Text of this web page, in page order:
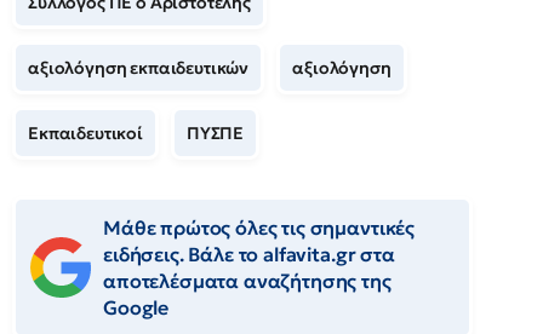
αξιολόγηση εκπαιδευτικών αξιολόγηση
Εκπαιδευτικοί ΠΥΣΠΕ
Μάθε πρώτος όλες τις σημαντικές
ειδήσεις. Βάλε το alfavita.gr στα
αποτελέσματα αναζήτησης της
Google